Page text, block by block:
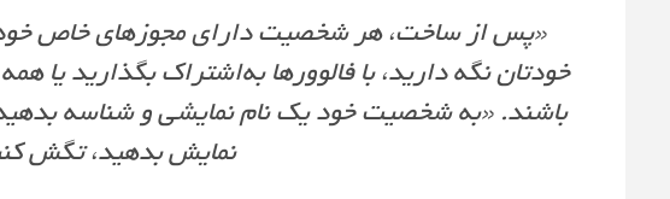
«پس از ساخت، هر شخصیت دارای مجوزهای خاص خود
باشند. «به شخصیت خود یک نام نمایشی و شناسه
نمایش بدهید، تگش